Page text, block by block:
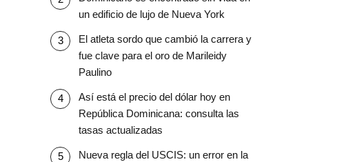
un edificio de lujo de Nueva York
El atleta sordo que cambió la carrera y
fue clave para el oro de Marileidy
Paulino
Así está el precio del dólar hoy en
República Dominicana: consulta las
tasas actualizadas
Nueva regla del USCIS: un error en la